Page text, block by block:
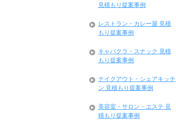
見積もり提案事例
レストラン・カレー屋 見積
もり提案事例
キャバクラ・スナック 見積
もり提案事例
テイクアウト・シェアキッチ
ン 見積もり提案事例
美容室・サロン・エステ 見
積もり提案事例